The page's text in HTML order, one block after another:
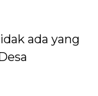
ada yang